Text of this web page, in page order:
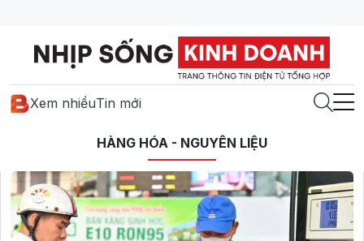
Xem nhiềuTin mới
HÀNG HÓA - NGUYÊN LIỆU